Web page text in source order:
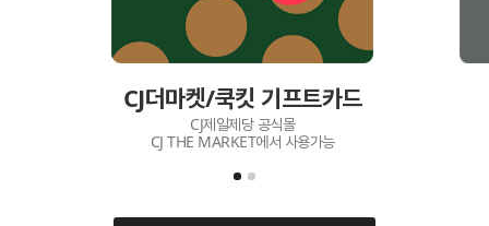
CJ더마켓/쿡킷 기프트카드
CJ제일제당 공식몰
CJ THE MARKET에서 사용가능